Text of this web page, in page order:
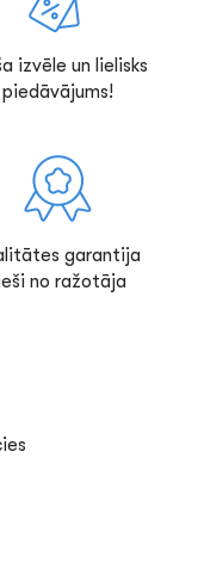
izvēle un lielisks
piedāvājums!
garantija
no ražotāja